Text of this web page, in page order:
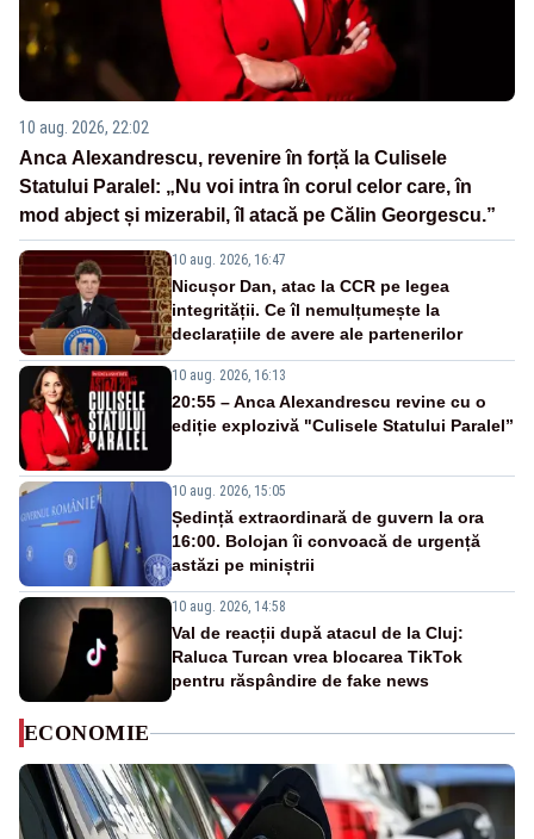
10 aug. 2026, 22:02
Anca Alexandrescu, revenire în forță la Culisele
Statului Paralel: „Nu voi intra în corul celor care, în
mod abject și mizerabil, îl atacă pe Călin Georgescu.”
10 aug. 2026, 16:47
Nicușor Dan, atac la CCR pe legea
integrității. Ce îl nemulțumește la
declarațiile de avere ale partenerilor
10 aug. 2026, 16:13
20:55 – Anca Alexandrescu revine cu o
ediție explozivă "Culisele Statului Paralel”
10 aug. 2026, 15:05
Ședință extraordinară de guvern la ora
16:00. Bolojan îi convoacă de urgență
astăzi pe miniștrii
10 aug. 2026, 14:58
Val de reacții după atacul de la Cluj:
Raluca Turcan vrea blocarea TikTok
pentru răspândire de fake news
ECONOMIE